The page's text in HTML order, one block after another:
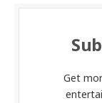
Get